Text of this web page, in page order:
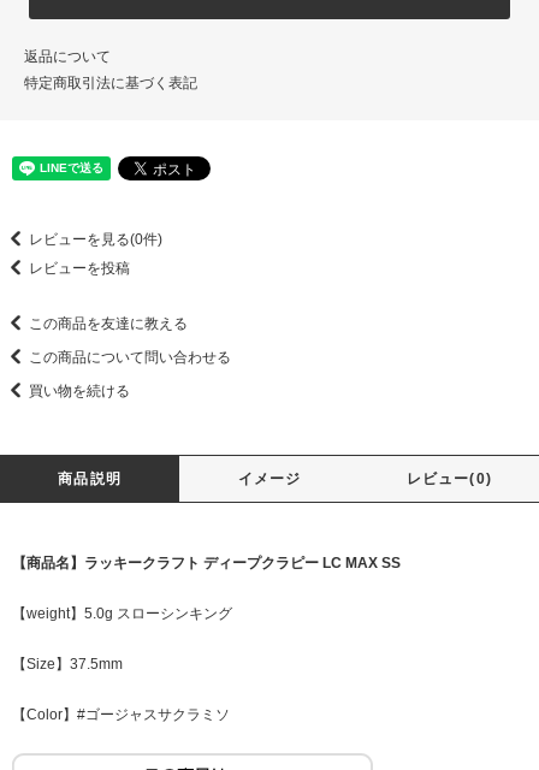
返品について
特定商取引法に基づく表記
レビューを見る(0件)
レビューを投稿
この商品を友達に教える
この商品について問い合わせる
買い物を続ける
商品説明 イメージ レビュー(0)
【商品名】ラッキークラフト ディープクラピー LC MAX SS
【weight】5.0g スローシンキング
【Size】37.5mm
【Color】#ゴージャスサクラミソ